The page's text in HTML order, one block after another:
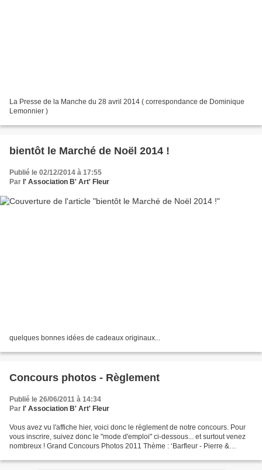
La Presse de la Manche du 28 avril 2014 ( correspondance de Dominique
Lemonnier )
bientôt le Marché de Noël 2014 !
Publié le 02/12/2014 à 17:55
Par l' Association B' Art' Fleur
quelques bonnes idées de cadeaux originaux...
Concours photos - Règlement
Publié le 26/06/2011 à 14:34
Par l' Association B' Art' Fleur
Vous avez vu l'affiche hier, voici donc le règlement de notre concours. Pour
vous inscrire, suivez donc le "mode d'emploi" ci-dessous... et surtout venez
nombreux ! Grand Concours Photos 2011 Thème : ‘Barfleur - Pierre &